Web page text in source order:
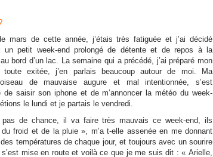
mars de cette année, j’étais très fatiguée et j’ai décidé
un petit week-end prolongé de détente et de repos à la
bord d’un lac. La semaine qui a précédé, j’ai préparé mon
toute exitée, j’en parlais beaucoup autour de moi. Ma
de mauvaise augure et mal intentionnée, s’est
de saisir son iphone et de m’annoncer la météo du week-
le lundi et je partais le vendredi.
pas de chance, il va faire très mauvais ce week-end, ils
du froid et de la pluie », m’a t-elle assenée en me donnant
températures de chaque jour, et toujours avec un sourire
mise en route et voilà ce que je me suis dit : « Arielle,